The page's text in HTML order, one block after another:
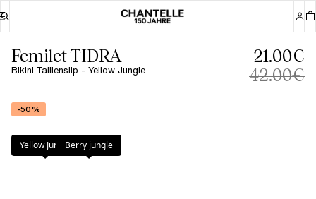
Femilet TIDRA
Bikini Taillenslip - Yellow Jungle
21.00€
42.00€
-50%
Farbe:Yellow Jungle
Yellow JungleBerry jungle